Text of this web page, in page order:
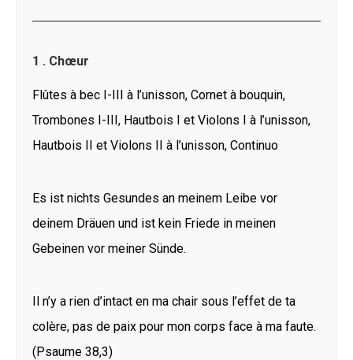
1 . Chœur
Flûtes à bec I-III à l’unisson, Cornet à bouquin,
Trombones I-III, Hautbois I et Violons I à l’unisson,
Hautbois II et Violons II à l’unisson, Continuo
Es ist nichts Gesundes an meinem Leibe vor
deinem Dräuen und ist kein Friede in meinen
Gebeinen vor meiner Sünde.
Il n’y a rien d’intact en ma chair sous l’effet de ta
colère, pas de paix pour mon corps face à ma faute.
(Psaume 38,3)